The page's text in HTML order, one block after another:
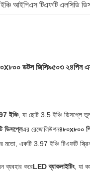
আইপিএস টিএফটি এলসিডি
ডটস জিসি৯৫০৩ ২৪পিন
ইঞ্চি, যা ছোট 3.5 ইঞ্চি ডিসপ্লে
ডিসপ্লেএর রেজোলিউশন৪৮০x৮০০
মতো, একটি 3.97 ইঞ্চি টিএফটি
ব্যবহার করেLED ব্যাকলাইটিং, যা